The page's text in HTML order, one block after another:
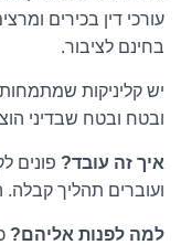
עורכי דין בכירים
בחינם לציבור.
יש קליניקות
ובטח ובטח שבדיני
איך זה עובד? פונים
ועוברים תהליך
למה לפנות אליהם?